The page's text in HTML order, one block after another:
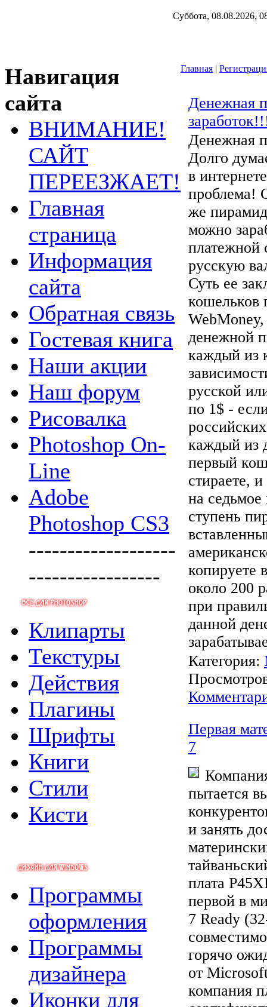
Суббота, 08.08.2026,
Навигация
сайта
ВНИМАНИЕ!
САЙТ
ПЕРЕЕЗЖАЕТ!
Главная
страница
Информация
сайта
Обратная связь
Гостевая книга
Наши акции
Наш форум
Рисовалка
Photoshop On-
Line
Adobe
Photoshop CS3
-------------------
-----------------
Клипарты
Текстуры
Действия
Плагины
Шрифты
Книги
Стили
Кисти
Программы
оформления
Программы
дизайнера
Иконки для
Главная |
Денежная
Денежная
Долго
в
проблема!
же
можно
платежной
русскую
Суть ее
кошельков
WebMoney,
денежной
каждый из
русской
по 1$ -
каждый из
первый
стираете,
на седьмое
ступень
копируете
около 200
при
данной
Категория:
Первая
7
пытается
и занять
плата
первой в
7 Ready
горячо
от
компания